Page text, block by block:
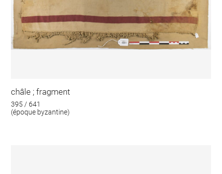
châle ; fragment
395 / 641
(époque byzantine)